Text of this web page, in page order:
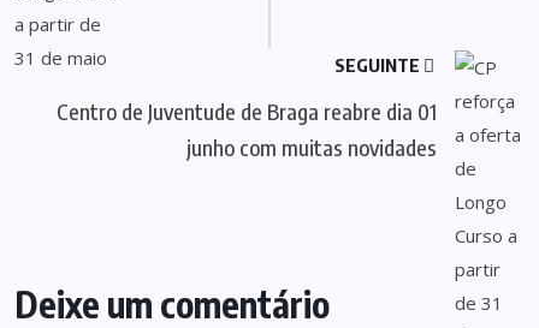
SEGUINTE
Centro de Juventude de Braga reabre dia 01
junho com muitas novidades
Deixe um comentário